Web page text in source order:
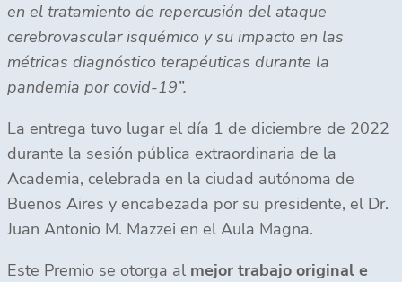
en el tratamiento de repercusión del ataque
cerebrovascular isquémico y su impacto en las
métricas diagnóstico terapéuticas durante la
pandemia por covid-19”.
La entrega tuvo lugar el día 1 de diciembre de 2022
durante la sesión pública extraordinaria de la
Academia, celebrada en la ciudad autónoma de
Buenos Aires y encabezada por su presidente, el Dr.
Juan Antonio M. Mazzei en el Aula Magna.
Este Premio se otorga al mejor trabajo original e